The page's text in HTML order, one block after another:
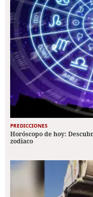
PREDICCIONES
Horóscopo de hoy:
zodiaco